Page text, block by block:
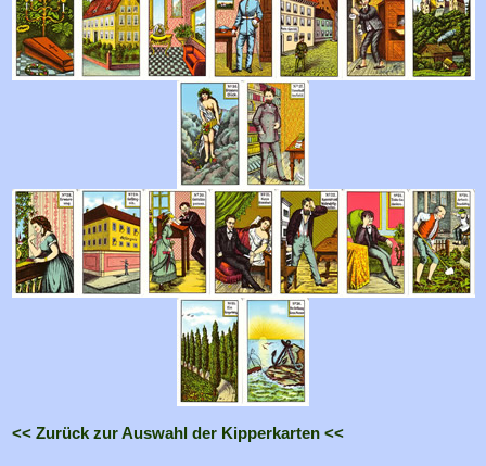
<< Zurück zur Auswahl der Kipperkarten <<